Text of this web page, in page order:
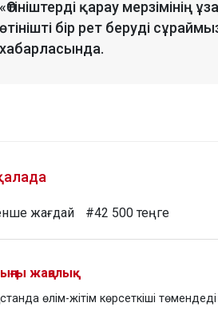
«Өтініштерді қарау
өтінішті бір рет беруді
хабарласында.
жағдай #42 500 теңге
жаңалық
өлім-жітім көрсеткіші төмендеді